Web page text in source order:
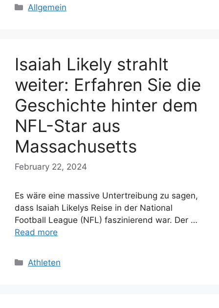
Categories
Allgemein
Isaiah Likely strahlt
weiter: Erfahren Sie die
Geschichte hinter dem
NFL-Star aus
Massachusetts
February 22, 2024
Es wäre eine massive Untertreibung zu sagen,
dass Isaiah Likelys Reise in der National
Football League (NFL) faszinierend war. Der …
Read more
Categories
Athleten